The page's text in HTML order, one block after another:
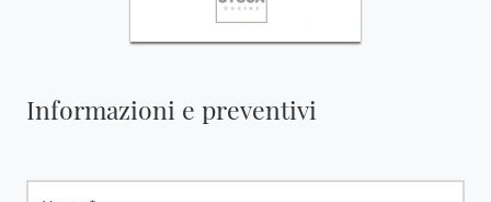
Informazioni e preventivi